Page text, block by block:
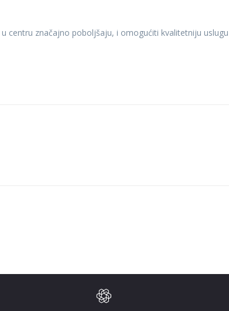
centru značajno poboljšaju, i omogućiti kvalitetniju uslugu